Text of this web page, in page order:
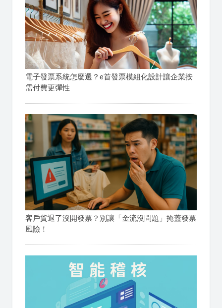
電子發票系統怎麼選？e首發票模組化設計讓企業按
需付費更彈性
客戶貨退了沒開發票？別讓「金流沒問題」掩蓋發票
風險！